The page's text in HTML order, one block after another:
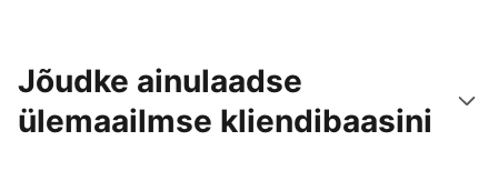
Jõudke ainulaadse
ülemaailmse kliendibaasini